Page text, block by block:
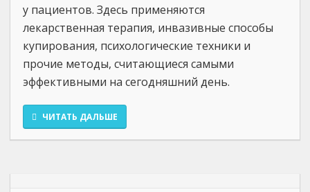
у пациентов. Здесь применяются
лекарственная терапия, инвазивные способы
купирования, психологические техники и
прочие методы, считающиеся самыми
эффективными на сегодняшний день.
ЧИТАТЬ ДАЛЬШЕ